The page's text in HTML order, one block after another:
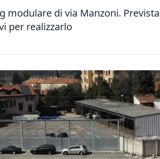
modulare di via Manzoni.
per realizzarlo